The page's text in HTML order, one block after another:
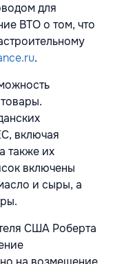
для
ВТО о том, что
.
включая
также их
включены
и сыры, а
США Роберта